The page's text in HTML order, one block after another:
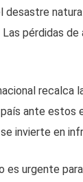
pérdidas
recalca
ante estos
invierte en
urgente